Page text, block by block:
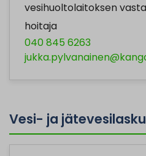
vesihuoltolaitoksen
hoitaja
040 845 6263
Vesi- ja